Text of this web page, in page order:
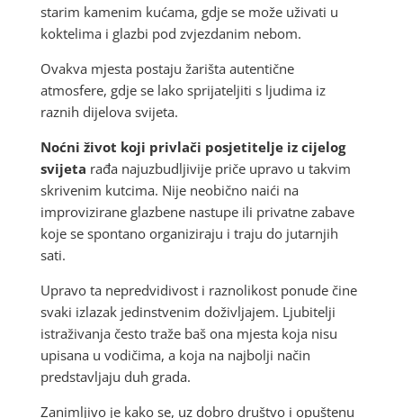
starim kamenim kućama, gdje se može uživati u
koktelima i glazbi pod zvjezdanim nebom.
Ovakva mjesta postaju žarišta autentične
atmosfere, gdje se lako sprijateljiti s ljudima iz
raznih dijelova svijeta.
Noćni život koji privlači posjetitelje iz cijelog
svijeta rađa najuzbudljivije priče upravo u takvim
skrivenim kutcima. Nije neobično naići na
improvizirane glazbene nastupe ili privatne zabave
koje se spontano organiziraju i traju do jutarnjih
sati.
Upravo ta nepredvidivost i raznolikost ponude čine
svaki izlazak jedinstvenim doživljajem. Ljubitelji
istraživanja često traže baš ona mjesta koja nisu
upisana u vodičima, a koja na najbolji način
predstavljaju duh grada.
Zanimljivo je kako se, uz dobro društvo i opuštenu